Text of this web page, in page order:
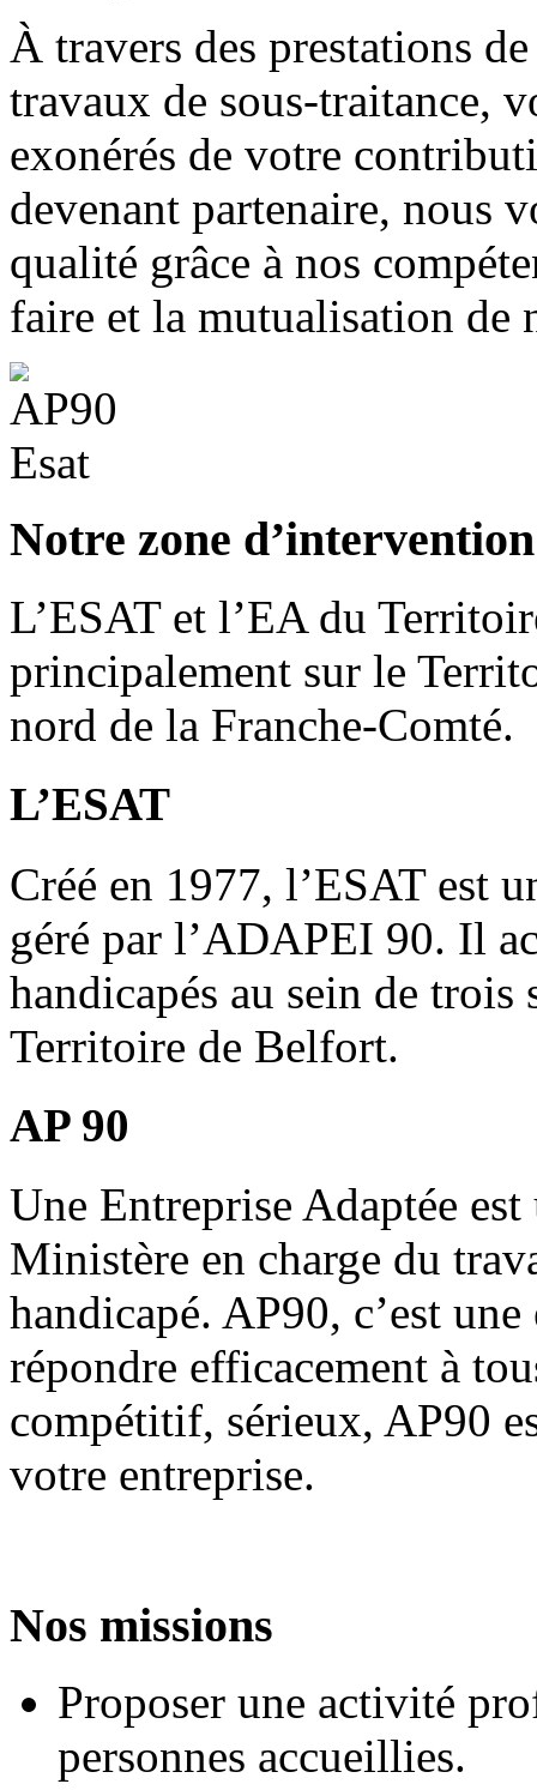
À travers des prestations
travaux de sous-traitance,
exonérés de votre
devenant partenaire, nous
qualité grâce à nos
faire et la mutualisation de
Notre zone d’intervention
L’ESAT et l’EA du
principalement sur le
nord de la Franche-Comté.
L’ESAT
Créé en 1977, l’ESAT est
géré par l’ADAPEI 90. Il
handicapés au sein de trois
Territoire de Belfort.
AP 90
Une Entreprise Adaptée
Ministère en charge du
handicapé. AP90, c’est
répondre efficacement à
compétitif, sérieux, AP90
votre entreprise.
Nos missions
Proposer une activité
personnes accueillies.